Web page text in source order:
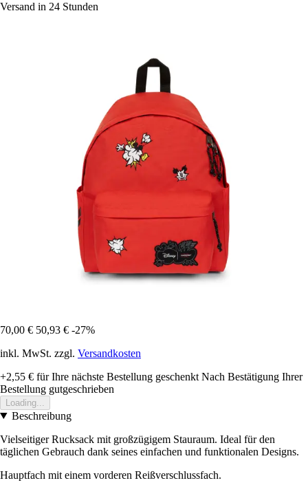
Versand in 24 Stunden
70,00 € 50,93 € -27%
inkl. MwSt. zzgl. Versandkosten
+2,55 € für Ihre nächste Bestellung geschenkt Nach Bestätigung Ihrer
Bestellung gutgeschrieben
Loading...
Beschreibung
Vielseitiger Rucksack mit großzügigem Stauraum. Ideal für den
täglichen Gebrauch dank seines einfachen und funktionalen Designs.
Hauptfach mit einem vorderen Reißverschlussfach.